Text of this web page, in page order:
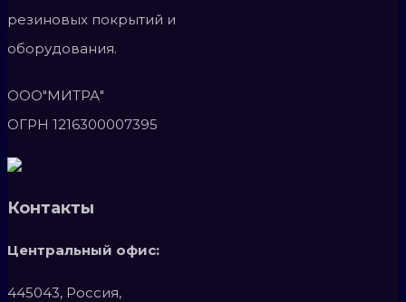
резиновых покрытий и
оборудования.
ООО"МИТРА"
ОГРН 1216300007395
Контакты
Центральный офис:
445043, Россия,